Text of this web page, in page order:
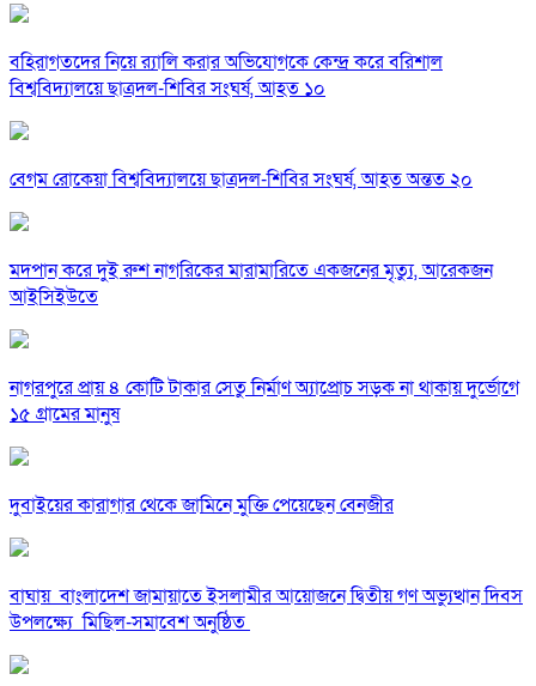
বহিরাগতদের নিয়ে র‍্যালি করার অভিযোগকে কেন্দ্র করে বরিশাল
বিশ্ববিদ্যালয়ে ছাত্রদল-শিবির সংঘর্ষ, আহত ১০
বেগম রোকেয়া বিশ্ববিদ্যালয়ে ছাত্রদল-শিবির সংঘর্ষ, আহত অন্তত ২০
মদপান করে দুই রুশ নাগরিকের মারামারিতে একজনের মৃত্যু, আরেকজন
আইসিইউতে
নাগরপুরে প্রায় ৪ কোটি টাকার সেতু নির্মাণ অ্যাপ্রোচ সড়ক না থাকায় দুর্ভোগে
১৫ গ্রামের মানুষ
দুবাইয়ের কারাগার থেকে জামিনে মুক্তি পেয়েছেন বেনজীর
বাঘায় বাংলাদেশ জামায়াতে ইসলামীর আয়োজনে দ্বিতীয় গণ অভ্যুত্থান দিবস
উপলক্ষ্যে মিছিল-সমাবেশ অনুষ্ঠিত